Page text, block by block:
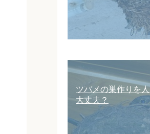
ツバメの巣作りを
大丈夫？